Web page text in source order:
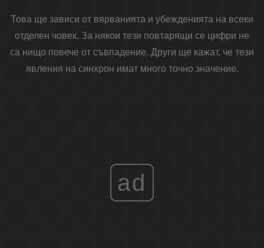
Това ще зависи от вярванията и убежденията на всеки
отделен човек. За някои тези повтарящи се цифри не
са нищо повече от съвпадение. Други ще кажат, че тези
явления на синхрон имат много точно значение.
ad